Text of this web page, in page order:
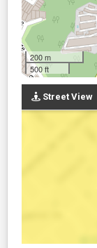
200 m
500 ft
Street View